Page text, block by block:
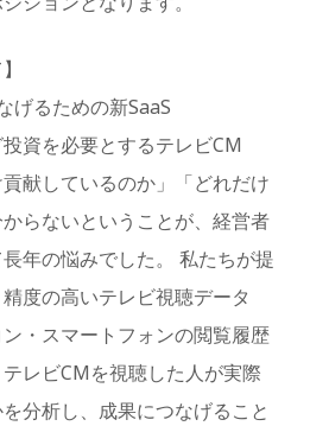
げるための新SaaS
資を必要とするテレビCM
献しているのか」「どれだけ
らないということが、経営者
年の悩みでした。 私たちが提
度の高いテレビ視聴データ
・スマートフォンの閲覧履歴
レビCMを視聴した人が実際
分析し、成果につなげること